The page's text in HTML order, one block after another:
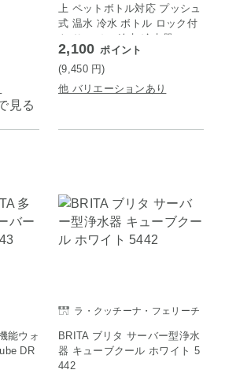
見る
上 ペットボトル対応 プッシュ
式 温水 冷水 ボトル ロック付
き サーバー 給水 冷水器 コン
パクト 2L simplus シンプラス
SP-01WTS ホワイト
2,100 ポイント
(9,450 円)
他 バリエーションあり
能ウォ
DR
ラ・クッチーナ・フェリーチ
BRITA ブリタ サーバー型浄水
器 キューブクール ホワイト 5
442